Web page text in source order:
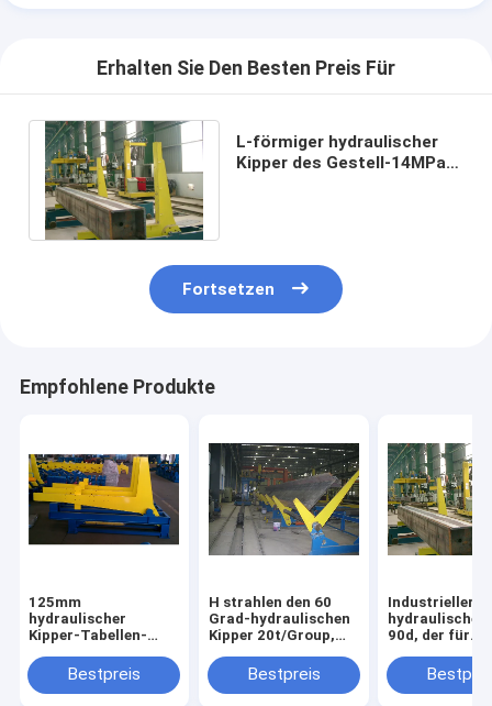
Erhalten Sie Den Besten Preis Für
L-förmiger hydraulischer
Kipper des Gestell-14MPa
Fortsetzen
Empfohlene Produkte
125mm
hydraulischer
Kipper-Tabellen-
schweißendes
Struktur CER auf
Bestpreis
H strahlen den 60
Grad-hydraulischen
Kipper 20t/Group,
Bestpreis
Industrieller
hydraulischer
90d, der für
umwirft